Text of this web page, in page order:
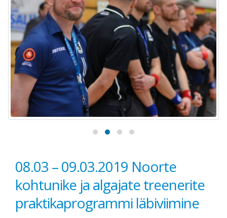
08.03 – 09.03.2019 Noorte
kohtunike ja algajate treenerite
praktikaprogrammi läbiviimine